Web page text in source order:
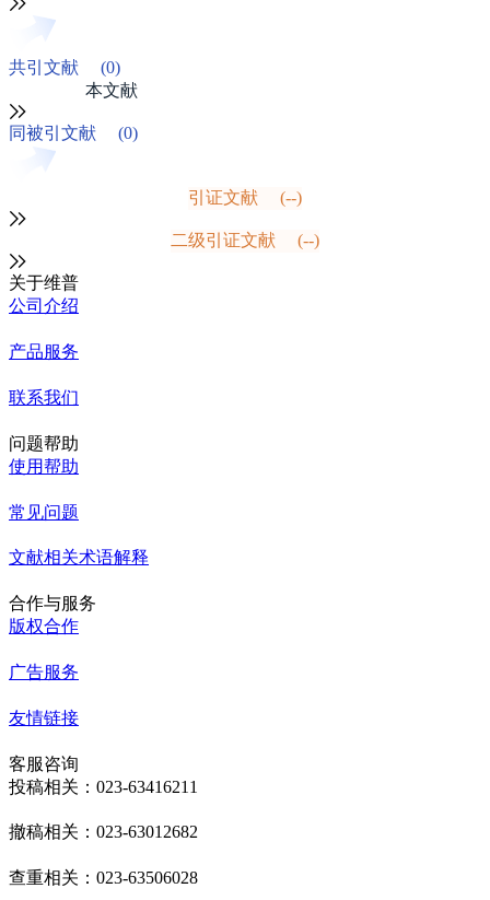
共引文献
(0)
本文献
同被引文献 (0)
引证文献 (--)
二级引证文献 (--)
关于维普
公司介绍
产品服务
联系我们
问题帮助
使用帮助
常见问题
文献相关术语解释
合作与服务
版权合作
广告服务
友情链接
客服咨询
投稿相关：023-63416211
撤稿相关：023-63012682
查重相关：023-63506028